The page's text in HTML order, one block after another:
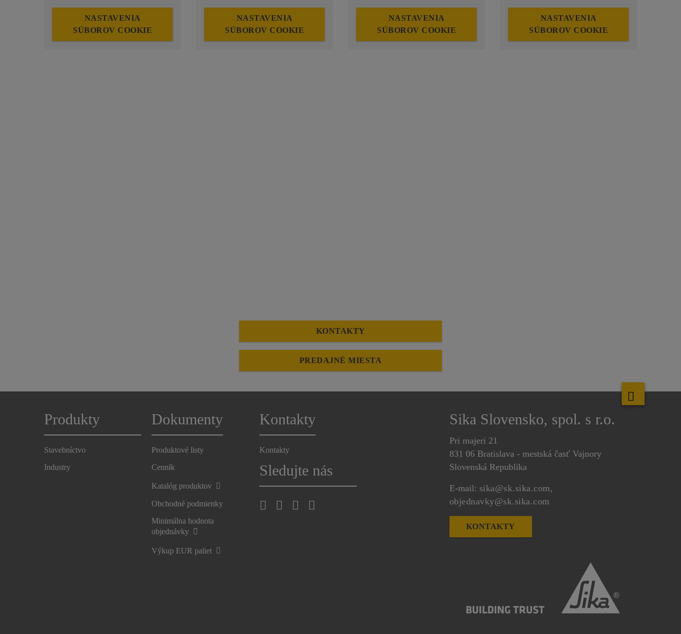
NASTAVENIA
SÚBOROV COOKIE
NASTAVENIA
SÚBOROV COOKIE
NASTAVENIA
SÚBOROV COOKIE
NASTAVENIA
SÚBOROV COOKIE
KONTAKTY
PREDAJNÉ MIESTA
Produkty
Stavebníctvo
Industry
Dokumenty
Produktové listy
Cenník
Katalóg produktov
Obchodné podmienky
Minimálna hodnota
objednávky
Výkup EUR paliet
Kontakty
Kontakty
Sledujte nás
Sika Slovensko, spol. s r.o.
Pri majeri 21
831 06 Bratislava - mestská časť Vajnory
Slovenská Republika
E-mail: sika@sk.sika.com,
objednavky@sk.sika.com
KONTAKTY